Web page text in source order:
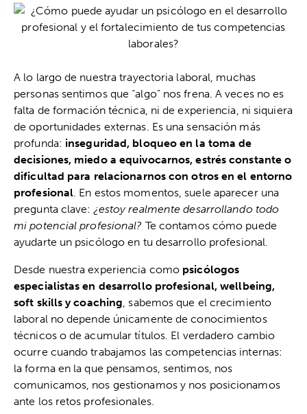
A lo largo de nuestra trayectoria laboral, muchas
personas sentimos que “algo” nos frena. A veces no es
falta de formación técnica, ni de experiencia, ni siquiera
de oportunidades externas. Es una sensación más
profunda: inseguridad, bloqueo en la toma de
decisiones, miedo a equivocarnos, estrés constante o
dificultad para relacionarnos con otros en el entorno
profesional. En estos momentos, suele aparecer una
pregunta clave:¿estoy realmente desarrollando todo
mi potencial profesional? Te contamos cómo puede
ayudarte un psicólogo en tu desarrollo profesional.
Desde nuestra experiencia como psicólogos
especialistas en desarrollo profesional, wellbeing,
soft skills y coaching, sabemos que el crecimiento
laboral no depende únicamente de conocimientos
técnicos o de acumular títulos. El verdadero cambio
ocurre cuando trabajamos las competencias internas:
la forma en la que pensamos, sentimos, nos
comunicamos, nos gestionamos y nos posicionamos
ante los retos profesionales.